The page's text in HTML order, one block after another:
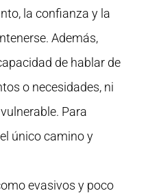
la confianza y la
Además,
de hablar de
o necesidades, ni
Para
único camino y
evasivos y poco